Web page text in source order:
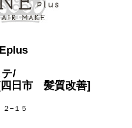
/
日市 髪質改善]
２−１５